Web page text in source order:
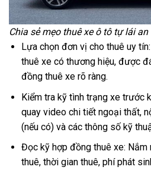
Chia sẻ mẹo thuê xe ô tô tự lái an
Lựa chọn đơn vị cho thuê uy
thuê xe có thương hiệu, được
đồng thuê xe rõ ràng.
Kiểm tra kỹ tình trạng xe trước
quay video chi tiết ngoại thất,
(nếu có) và các thông số kỹ
Đọc kỹ hợp đồng thuê xe: Nắm
thuê, thời gian thuê, phí phát